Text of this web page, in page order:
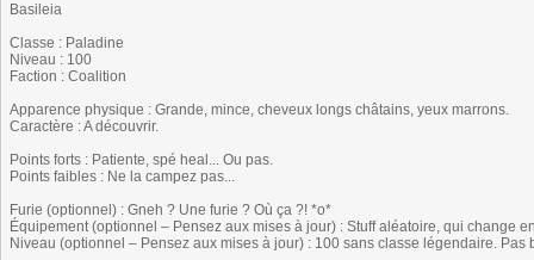
Basileia
Classe : Paladine
Niveau : 100
Faction : Coalition
Apparence physique : Grande, mince, cheveux longs châtains, yeux marrons.
Caractère : A découvrir.
Points forts : Patiente, spé heal... Ou pas.
Points faibles : Ne la campez pas...
Furie (optionnel) : Gneh ? Une furie ? Où ça ?! *o*
Équipement (optionnel – Pensez aux mises à jour) : Stuff aléatoire, qui change
Niveau (optionnel – Pensez aux mises à jour) : 100 sans classe légendaire. Pas